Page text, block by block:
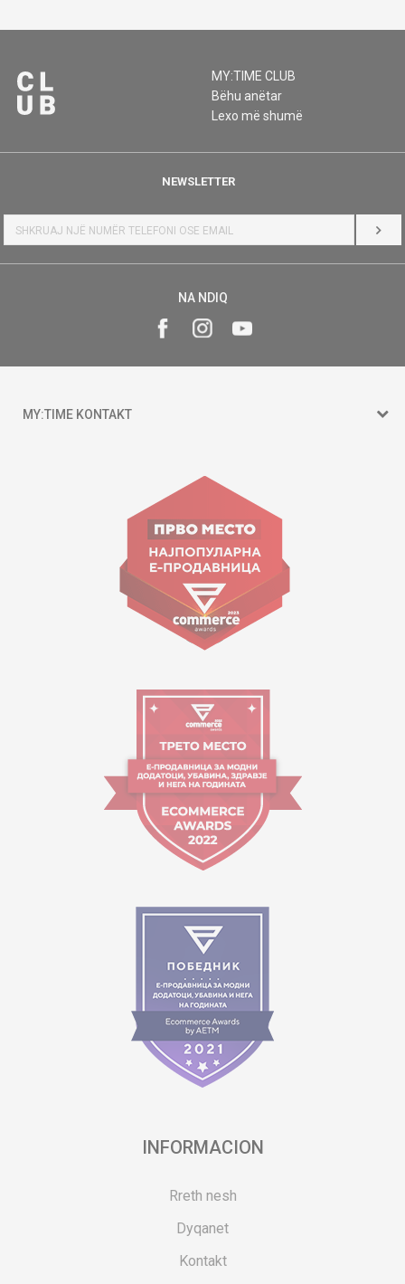
MY:TIME CLUB
Bëhu anëtar
Lexo më shumë
NEWSLETTER
HYR
NA NDIQ
MY:TIME KONTAKT
Goce Nikolovski 74 Shkup
contact@mytime.mk
Orari i punës:
09:00 - 17:00
INFORMACION
Rreth nesh
Dyqanet
Kontakt